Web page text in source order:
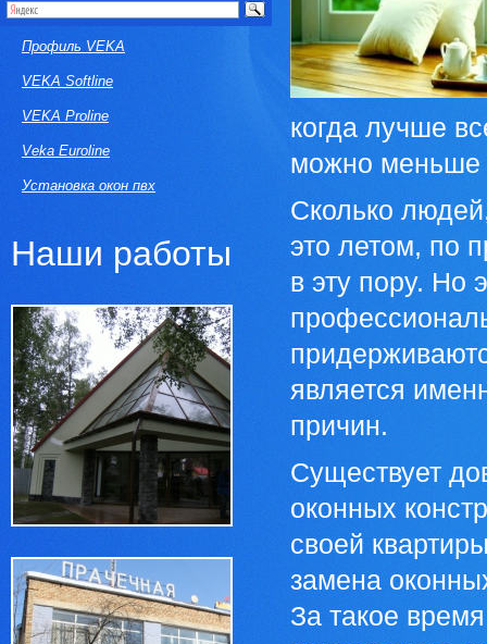
когда лучше
можно меньше
Сколько
это летом, по
в эту пору. Но
является
причин.
Существует
оконных
своей
замена
За такое
Профиль VEKA
VEKA Softline
VEKA Proline
Veka Euroline
Установка окон пвх
Наши работы